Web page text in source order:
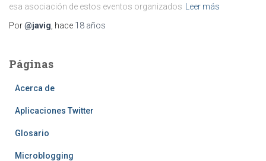
esa asociación de estos eventos organizados
Leer más
Por@javig , hace 18 años
Páginas
Acerca de
Aplicaciones Twitter
Glosario
Microblogging